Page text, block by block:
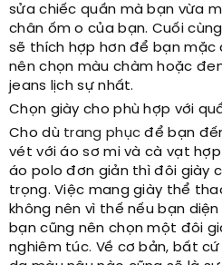
sửa chiếc quần mà bạn vừa
chân ốm o của bạn. Cuối
sẽ thích hợp hơn để bạn mặc
nên chọn màu chàm hoặc
jeans lịch sự nhất.
Chọn giày cho phù hợp với
Cho dù trang phục để bạn
vét với áo sơ mi và cà vạt
áo polo đơn giản thì đôi giày
trọng. Việc mang giày thể
không nên vì thế nếu bạn
bạn cũng nên chọn một đôi
nghiêm túc. Về cơ bản, bất